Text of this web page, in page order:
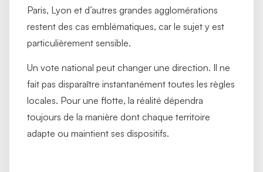
Paris, Lyon et d’autres grandes agglomérations
restent des cas emblématiques, car le sujet y est
particulièrement sensible.
Un vote national peut changer une direction. Il ne
fait pas disparaître instantanément toutes les règles
locales. Pour une flotte, la réalité dépendra
toujours de la manière dont chaque territoire
adapte ou maintient ses dispositifs.